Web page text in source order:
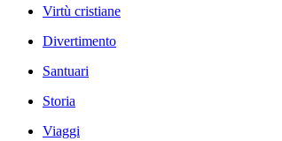
Virtù cristiane
Divertimento
Santuari
Storia
Viaggi